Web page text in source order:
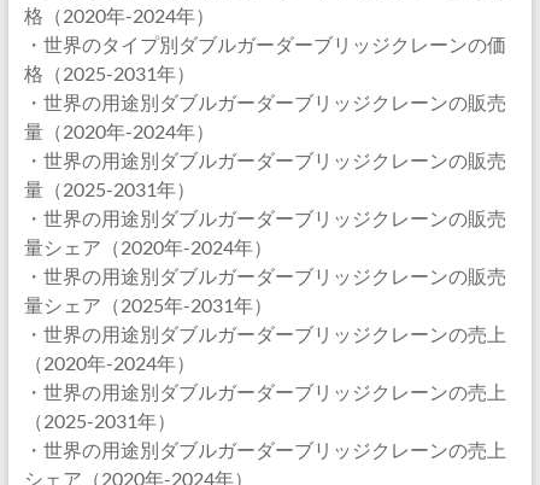
格（2020年-2024年）
・世界のタイプ別ダブルガーダーブリッジクレーンの価
格（2025-2031年）
・世界の用途別ダブルガーダーブリッジクレーンの販売
量（2020年-2024年）
・世界の用途別ダブルガーダーブリッジクレーンの販売
量（2025-2031年）
・世界の用途別ダブルガーダーブリッジクレーンの販売
量シェア（2020年-2024年）
・世界の用途別ダブルガーダーブリッジクレーンの販売
量シェア（2025年-2031年）
・世界の用途別ダブルガーダーブリッジクレーンの売上
（2020年-2024年）
・世界の用途別ダブルガーダーブリッジクレーンの売上
（2025-2031年）
・世界の用途別ダブルガーダーブリッジクレーンの売上
シェア（2020年-2024年）